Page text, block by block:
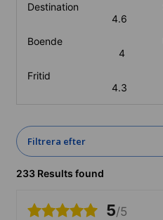
Destination
4.6
Boende
4
Fritid
4.3
Filtrera efter
233 Results found
5/5